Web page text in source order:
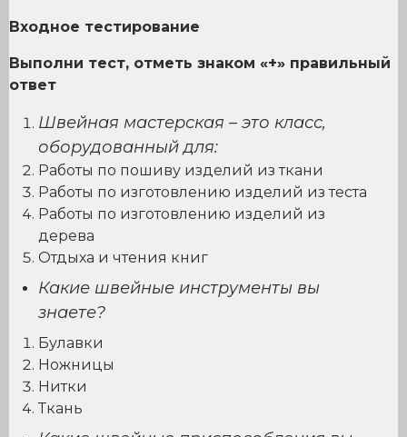
Входное тестирование
Выполни тест, отметь знаком «+» правильный
ответ
Швейная мастерская – это класс,
оборудованный для:
Работы по пошиву изделий из ткани
Работы по изготовлению изделий из теста
Работы по изготовлению изделий из
дерева
Отдыха и чтения книг
Какие швейные инструменты вы
знаете?
Булавки
Ножницы
Нитки
Ткань